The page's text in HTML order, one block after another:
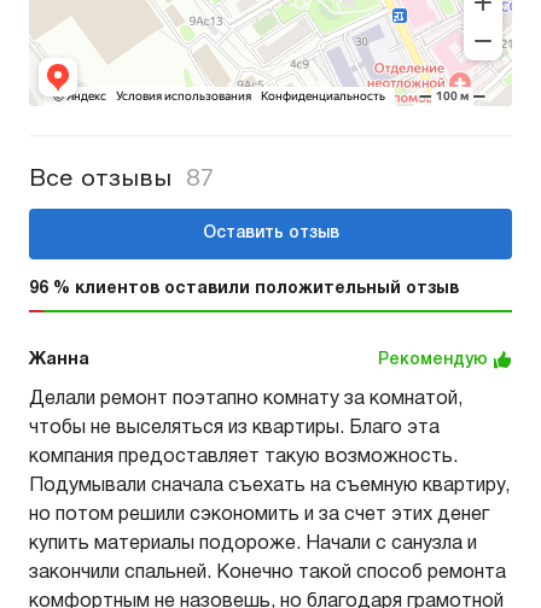
Все отзывы 87
Оставить отзыв
96 % клиентов оставили положительный отзыв
Жанна Рекомендую
Делали ремонт поэтапно комнату за комнатой,
чтобы не выселяться из квартиры. Благо эта
компания предоставляет такую возможность.
Подумывали сначала съехать на съемную квартиру,
но потом решили сэкономить и за счет этих денег
купить материалы подороже. Начали с санузла и
закончили спальней. Конечно такой способ ремонта
комфортным не назовешь, но благодаря грамотной